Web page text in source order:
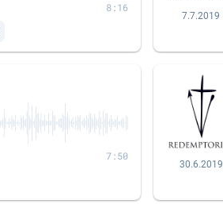
8:16
7.7.2019
7:50
30.6.2019